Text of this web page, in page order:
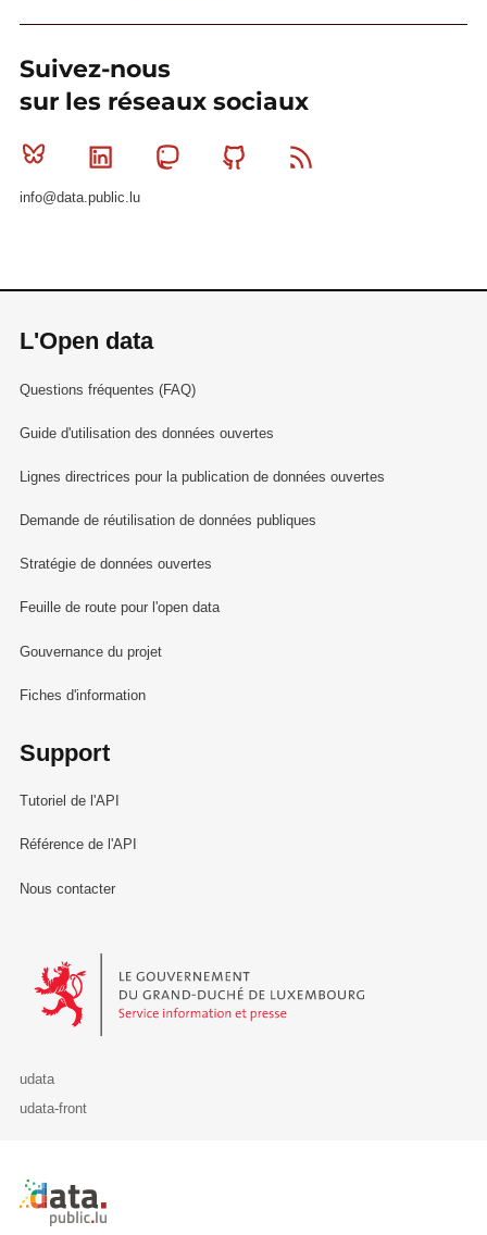
Suivez-nous
sur les réseaux sociaux
Bluesky Linkedin MastodonGithub
info@data.public.lu
L'Open data
Questions fréquentes (FAQ)
Guide d'utilisation des données ouvertes
Lignes directrices pour la publication de données ouvertes
Demande de réutilisation de données publiques
Stratégie de données ouvertes
Feuille de route pour l'open data
Gouvernance du projet
Fiches d'information
Support
Tutoriel de l'API
Référence de l'API
Nous contacter
Le Gouvernement du Grand-Duché de Luxembourg - Service
udata
udata-front
Retour à l'accueil de data.public.lu